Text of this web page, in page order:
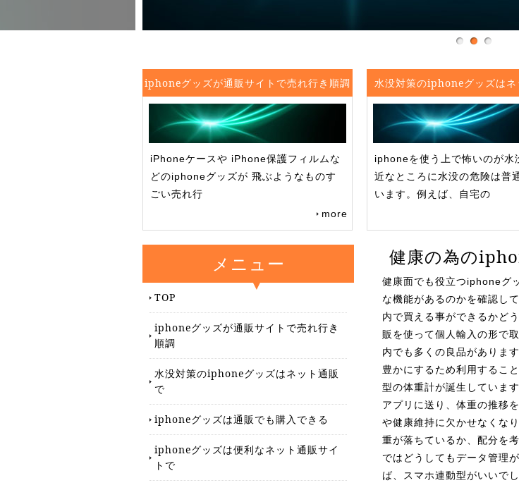
iphoneグッズが通販サイトで売れ行き順調
iPhoneケースや iPhone保護フィルムな
どのiphoneグッズが 飛ぶようなものす
ごい売れ行
more
水没対策のiphoneグッズはネ
iphoneを使う上で怖いのが水
近なところに水没の危険は普
います。例えば、自宅の
メニュー
TOP
iphoneグッズが通販サイトで売れ行き
順調
水没対策のiphoneグッズはネット通販
で
iphoneグッズは通販でも購入できる
iphoneグッズは便利なネット通販サイ
トで
健康の為の
健康面でも役立つiphoneグ
な機能があるのかを確認し
内で買える事ができるかど
販を使って個人輸入の形で
内でも多くの良品がありま
豊かにするため利用するこ
型の体重計が誕生していま
アプリに送り、体重の推移
や健康維持に欠かせなくな
重が落ちているか、配分を
ではどうしてもデータ管理
ば、スマホ連動型がいいでし